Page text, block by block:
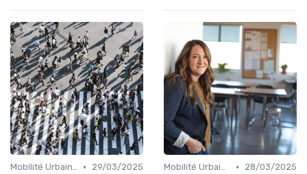
Mobilité Urbaine •
29/03/2025
Mobilité Urbaine •
28/03/2025